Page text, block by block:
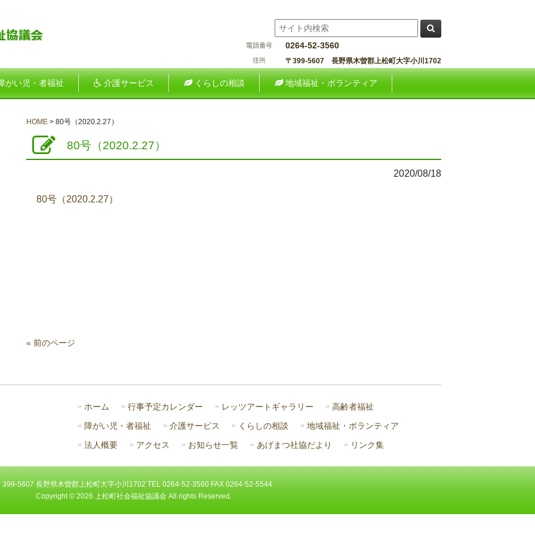
0264-52-3560
〒399-5607 長野県木曽郡上松町大字小川1702
がい児・者福祉 介護サービス くらしの相談 地域福祉・ボランティア
HOME > 80号（2020.2.27）
80号（2020.2.27）
2020/08/18
80号（2020.2.27）
« 前のページ
ホーム 行事予定カレンダー レッツアートギャラリー 高齢者福祉
障がい児・者福祉 介護サービス くらしの相談 地域福祉・ボランティア
法人概要 アクセス お知らせ一覧 あげまつ社協だより リンク集
399-5607 長野県木曽郡上松町大字小川1702 TEL 0264-52-3560 FAX 0264-52-5544
Copyright © 2026 上松町社会福祉協議会 All rights Reserved.